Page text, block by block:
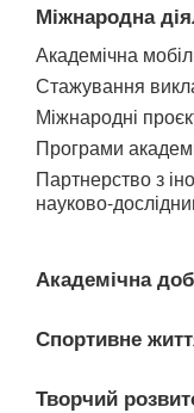
Міжнародна
Академічна
Стажування
Міжнародні
Програми
Партнерство з
науково-
Академічна
Спортивне
Творчий